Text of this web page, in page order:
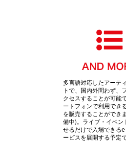
多言語対応したアーテ
トで、国内外問わず、
クセスすることが可能
ートフォンで利用でき
を販売することができ
備中)。ライブ・イベン
せるだけで入場できる
ービスを展開する予定で